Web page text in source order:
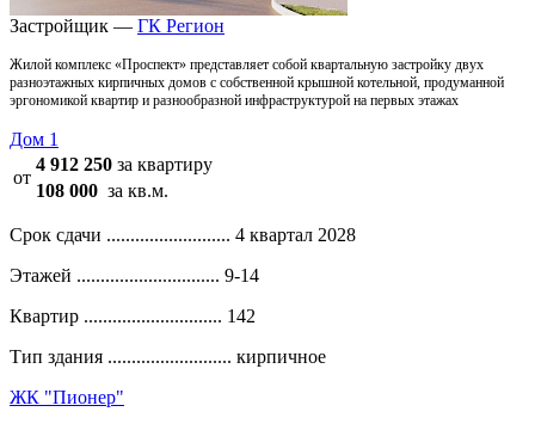
Застройщик — ГК Регион
Жилой комплекс «Проспект» представляет собой квартальную застройку двух
разноэтажных кирпичных домов с собственной крышной котельной, продуманной
эргономикой квартир и разнообразной инфраструктурой на первых этажах
Дом 1
от
4 912 250 за квартиру
108 000 за кв.м.
Срок сдачи .......................... 4 квартал 2028
Этажей .............................. 9-14
Квартир ............................. 142
Тип здания .......................... кирпичное
ЖК "Пионер"